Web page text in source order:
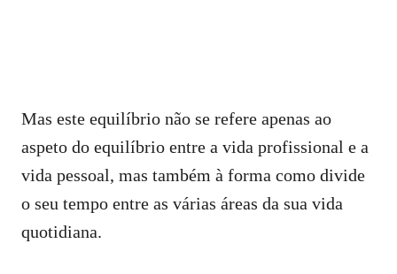
Mas este equilíbrio não se refere apenas ao
aspeto do equilíbrio entre a vida profissional e a
vida pessoal, mas também à forma como divide
o seu tempo entre as várias áreas da sua vida
quotidiana.